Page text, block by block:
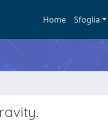
Home Sfoglia